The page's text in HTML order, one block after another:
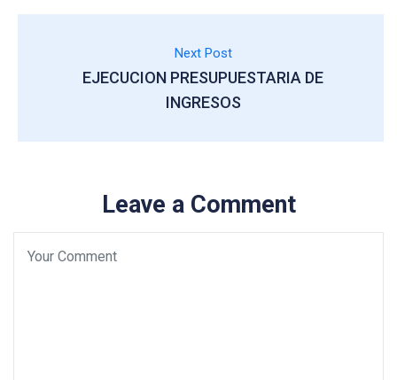
Next Post
EJECUCION PRESUPUESTARIA DE
INGRESOS
Leave a Comment